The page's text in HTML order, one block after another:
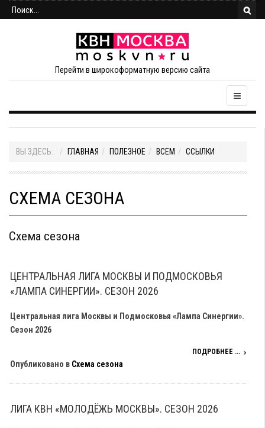
Перейти в широкоформатную версию сайта
ВЫ ЗДЕСЬ: ГЛАВНАЯ ПОЛЕЗНОЕ ВСЕМ ССЫЛКИ
СХЕМА СЕЗОНА
Схема сезона
ЦЕНТРАЛЬНАЯ ЛИГА МОСКВЫ И ПОДМОСКОВЬЯ
«ЛАМПА СИНЕРГИИ». СЕЗОН 2026
Центральная лига Москвы и Подмосковья «Лампа Синергии».
Сезон 2026
ПОДРОБНЕЕ ...
Опубликовано в Схема сезона
ЛИГА КВН «МОЛОДЁЖЬ МОСКВЫ». СЕЗОН 2026